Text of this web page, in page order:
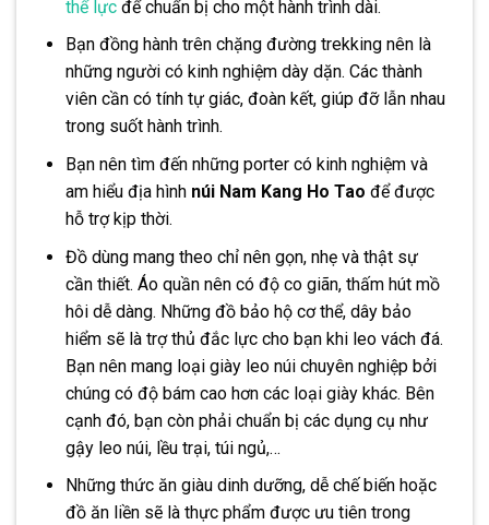
thể lựcđể chuẩn bị cho một hành trình dài.
Bạn đồng hành trên chặng đường trekking nên là
những người có kinh nghiệm dày dặn. Các thành
viên cần có tính tự giác, đoàn kết, giúp đỡ lẫn nhau
trong suốt hành trình.
Bạn nên tìm đến những porter có kinh nghiệm và
am hiểu địa hình núi Nam Kang Ho Tao để được
hỗ trợ kịp thời.
Đồ dùng mang theo chỉ nên gọn, nhẹ và thật sự
cần thiết. Áo quần nên có độ co giãn, thấm hút mồ
hôi dễ dàng. Những đồ bảo hộ cơ thể, dây bảo
hiểm sẽ là trợ thủ đắc lực cho bạn khi leo vách đá.
Bạn nên mang loại giày leo núi chuyên nghiệp bởi
chúng có độ bám cao hơn các loại giày khác. Bên
cạnh đó, bạn còn phải chuẩn bị các dụng cụ như
gậy leo núi, lều trại, túi ngủ,…
Những thức ăn giàu dinh dưỡng, dễ chế biến hoặc
đồ ăn liền sẽ là thực phẩm được ưu tiên trong